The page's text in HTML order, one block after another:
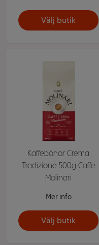
Välj butik
Kaffebönor Crema
Tradizione 500g Caffe
Molinari
Mer info
Välj butik